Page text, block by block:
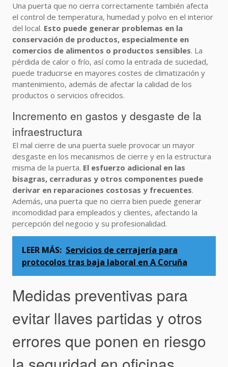
Una puerta que no cierra correctamente también afecta
el control de temperatura, humedad y polvo en el interior
del local. Esto puede generar problemas en la
conservación de productos, especialmente en
comercios de alimentos o productos sensibles. La
pérdida de calor o frío, así como la entrada de suciedad,
puede traducirse en mayores costes de climatización y
mantenimiento, además de afectar la calidad de los
productos o servicios ofrecidos.
Incremento en gastos y desgaste de la
infraestructura
El mal cierre de una puerta suele provocar un mayor
desgaste en los mecanismos de cierre y en la estructura
misma de la puerta. El esfuerzo adicional en las
bisagras, cerraduras y otros componentes puede
derivar en reparaciones costosas y frecuentes.
Además, una puerta que no cierra bien puede generar
incomodidad para empleados y clientes, afectando la
percepción del negocio y su profesionalidad.
LEER MÁS: Servicios de cerrajería para
protocolos tras baja laboral en A Coruña
Medidas preventivas para
evitar llaves partidas y otros
errores que ponen en riesgo